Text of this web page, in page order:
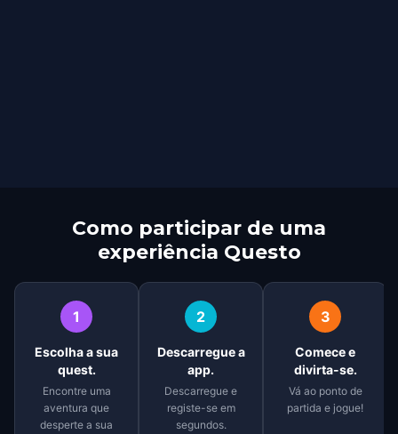
Como participar de uma
experiência Questo
1
Escolha a sua
quest.
Encontre uma
aventura que
desperte a sua
2
Descarregue a
app.
Descarregue e
registe-se em
segundos.
3
Comece e
divirta-se.
Vá ao ponto de
partida e jogue!